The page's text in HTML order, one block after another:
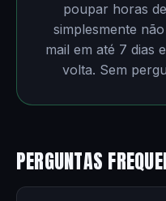
poupar horas
simplesmente
mail em até 7 dias
volta. Sem
PERGUNTAS